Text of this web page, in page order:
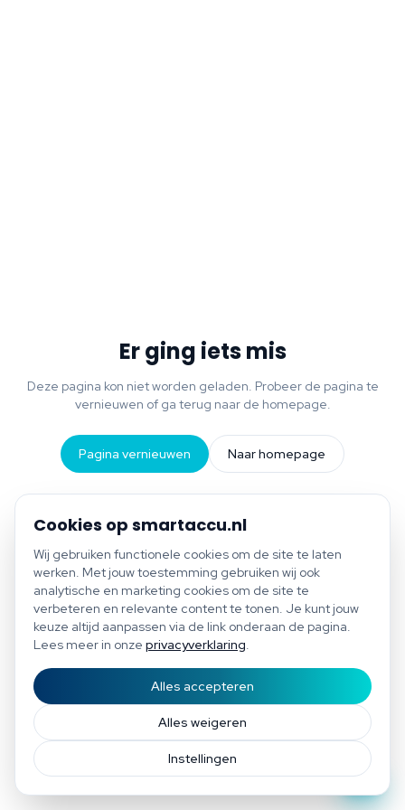
Bespaar tot €1.200 per jaar
Gratis scan of plan direct een afspraak
Cookies op smartaccu.nl
Wij gebruiken functionele cookies om de site te laten
werken. Met jouw toestemming gebruiken wij ook
analytische en marketing cookies om de site te
verbeteren en relevante content te tonen. Je kunt jouw
keuze altijd aanpassen via de link onderaan de pagina.
Lees meer in onze privacyverklaring.
Instellingen
Alles weigeren
Alles accepteren
Er ging iets mis
Deze pagina kon niet worden geladen. Probeer de pagina te
vernieuwen of ga terug naar de homepage.
Pagina vernieuwen Naar homepage